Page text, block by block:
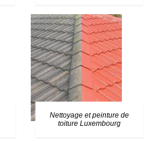
Nettoyage et peinture de
toiture Luxembourg